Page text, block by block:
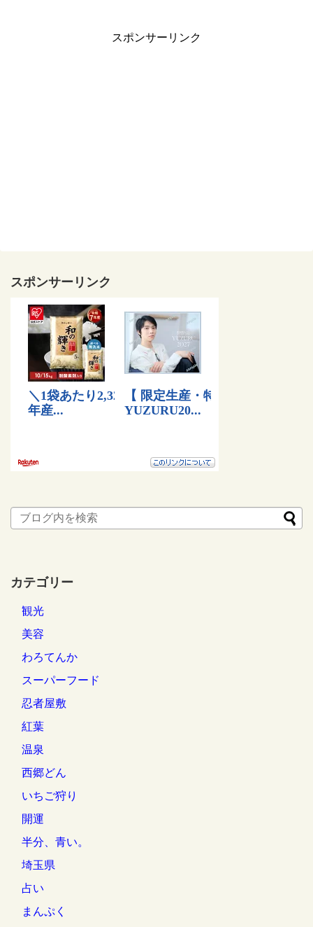
スポンサーリンク
スポンサーリンク
カテゴリー
観光
美容
わろてんか
スーパーフード
忍者屋敷
紅葉
温泉
西郷どん
いちご狩り
開運
半分、青い。
埼玉県
占い
まんぷく